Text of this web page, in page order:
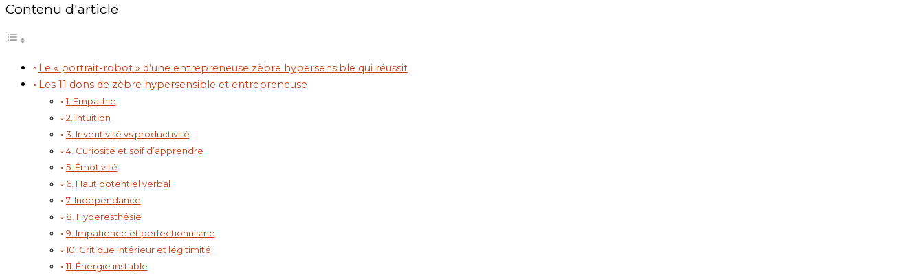
Contenu d'article
Le « portrait-robot » d’une entrepreneuse zèbre hypersensible qui réussit
Les 11 dons de zèbre hypersensible et entrepreneuse
1. Empathie
2. Intuition
3. Inventivité vs productivité
4. Curiosité et soif d’apprendre
5. Émotivité
6. Haut potentiel verbal
7. Indépendance
8. Hyperesthésie
9. Impatience et perfectionnisme
10. Critique intérieur et légitimité
11. Énergie instable